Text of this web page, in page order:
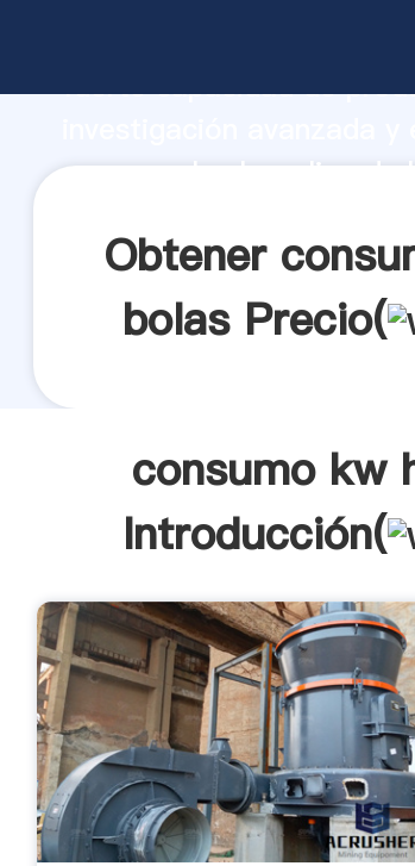
fuerte capacidad de
consumo kw h molino
Obtener
bolas Precio(
consumo kw
Introducción(